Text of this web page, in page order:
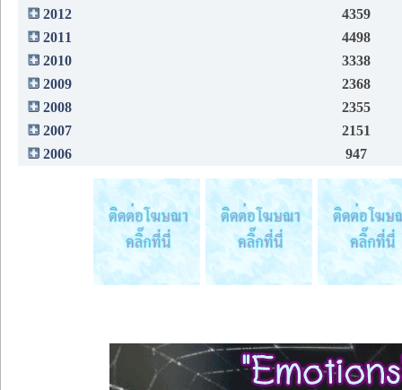
2012
4359
2011
4498
2010
3338
2009
2368
2008
2355
2007
2151
2006
947